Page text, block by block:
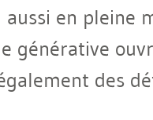
aussi en pleine
générative
des